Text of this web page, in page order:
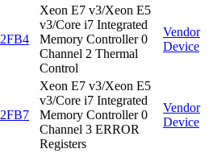
2FB4
Xeon E7 v3/Xeon E5
v3/Core i7 Integrated
Memory Controller 0
Channel 2 Thermal
Control
Vendor
Device
2FB7
Xeon E7 v3/Xeon E5
v3/Core i7 Integrated
Memory Controller 0
Channel 3 ERROR
Registers
Vendor
Device